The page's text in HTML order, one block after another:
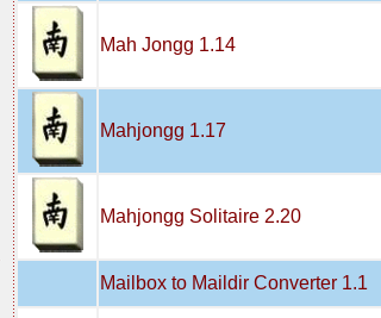
Mah Jongg 1.14
Mahjongg 1.17
Mahjongg Solitaire 2.20
Mailbox to Maildir Converter 1.1